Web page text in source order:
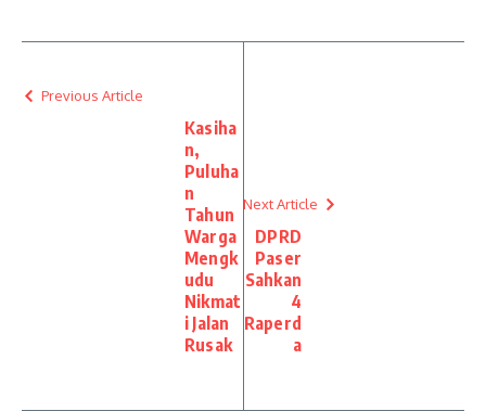
Previous Article
Kasiha
n,
Puluha
n
Tahun
Warga
Mengk
udu
Nikmat
i Jalan
Rusak
Next Article
DPRD
Paser
Sahkan
4
Raperd
a